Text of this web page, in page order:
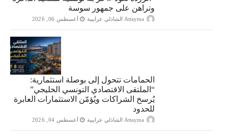
وتراهن على جمهور سوسة
Attayma الشاذلي عرايبية أغسطس 06, 2026
الحمامات تتحول إلى بوصلة استثمارية:
“الملتقى الاقتصادي التونسي الخليجي”
يُرسخ الشراكات ويُؤمّن الاستثمارات العابرة
للحدود
Attayma الشاذلي عرايبية أغسطس 04, 2026